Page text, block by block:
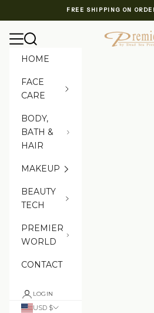
FREE SHIPPING ON
Premier
Navigation menu
Search
HOME
FACE
CARE
BODY,
BATH &
HAIR
MAKEUP
BEAUTY
TECH
PREMIER
WORLD
CONTACT
LOGIN
USD $